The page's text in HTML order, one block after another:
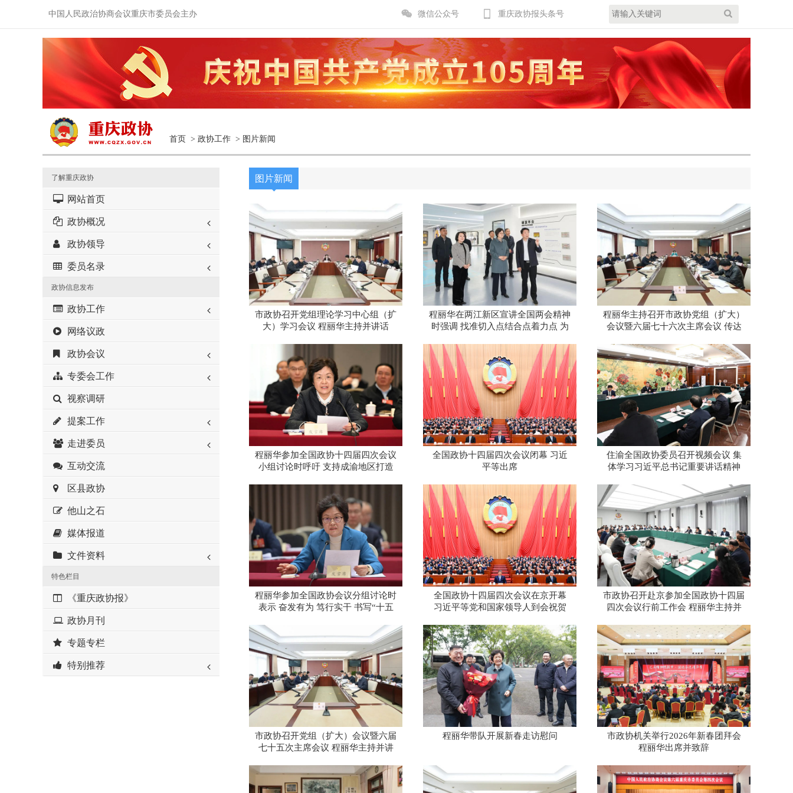
中国人民政治协商会议重庆市委员会主办 微信公众号 重庆政协报头条号
首页 > 政协工作 > 图片新闻
了解重庆政协
网站首页
政协概况
政协领导
委员名录
政协信息发布
政协工作
网络议政
政协会议
专委会工作
视察调研
提案工作
走进委员
互动交流
区县政协
他山之石
媒体报道
文件资料
特色栏目
《重庆政协报》
政协月刊
专题专栏
特别推荐
图片新闻
市政协召开党组理论学习中心组（扩
大）学习会议 程丽华主持并讲话
程丽华在两江新区宣讲全国两会精神
时强调 找准切入点结合点着力点 为
程丽华主持召开市政协党组（扩大）
会议暨六届七十六次主席会议 传达
和全国两会精神
程丽华参加全国政协十四届四次会议
小组讨论时呼吁 支持成渝地区打造
全国政协十四届四次会议闭幕 习近
平等出席
住渝全国政协委员召开视频会议 集
体学习习近平总书记重要讲话精神
程丽华参加全国政协会议分组讨论时
表示 奋发有为 笃行实干 书写“十五
全国政协十四届四次会议在京开幕
习近平等党和国家领导人到会祝贺
市政协召开赴京参加全国政协十四届
四次会议行前工作会 程丽华主持并
市政协召开党组（扩大）会议暨六届
七十五次主席会议 程丽华主持并讲
程丽华带队开展新春走访慰问
市政协机关举行2026年新春团拜会
程丽华出席并致辞